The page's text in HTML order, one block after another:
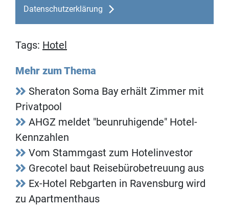
Datenschutzerklärung
Tags: Hotel
Mehr zum Thema
Sheraton Soma Bay erhält Zimmer mit
Privatpool
AHGZ meldet "beunruhigende" Hotel-
Kennzahlen
Vom Stammgast zum Hotelinvestor
Grecotel baut Reisebürobetreuung aus
Ex-Hotel Rebgarten in Ravensburg wird
zu Apartmenthaus